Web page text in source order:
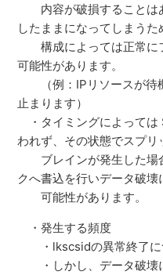
内容が破損することは
したままになってしまうた
構成によっては正常に
可能性があります。
（例：IPリソースが待
止まります）
・タイミングによっては
われず、その状態でスプリ
ブレインが発生した場
クへ書込を行いデータ破壊
可能性があります。
・発生する頻度
・lkscsidの異常終了に
・しかし、データ破壊